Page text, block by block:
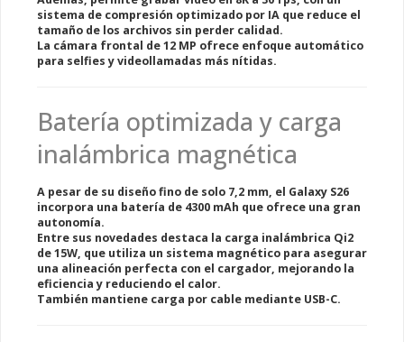
sistema de compresión optimizado por IA que reduce el
tamaño de los archivos sin perder calidad.
La cámara frontal de 12 MP ofrece enfoque automático
para selfies y videollamadas más nítidas.
Batería optimizada y carga
inalámbrica magnética
A pesar de su diseño fino de solo 7,2 mm, el Galaxy S26
incorpora una batería de 4300 mAh que ofrece una gran
autonomía.
Entre sus novedades destaca la carga inalámbrica Qi2
de 15W, que utiliza un sistema magnético para asegurar
una alineación perfecta con el cargador, mejorando la
eficiencia y reduciendo el calor.
También mantiene carga por cable mediante USB-C.